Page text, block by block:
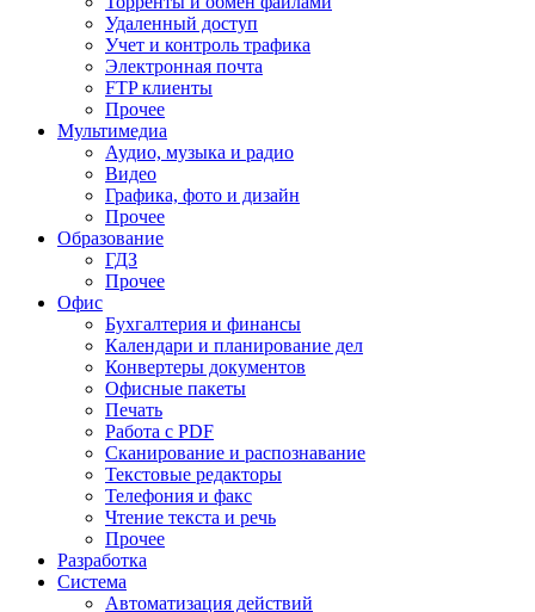
Удаленный доступ
Учет и контроль трафика
Электронная почта
FTP клиенты
Прочее
Мультимедиа
Аудио, музыка и радио
Видео
Графика, фото и дизайн
Прочее
Образование
ГДЗ
Прочее
Офис
Бухгалтерия и финансы
Календари и планирование дел
Конвертеры документов
Офисные пакеты
Печать
Работа с PDF
Сканирование и распознавание
Текстовые редакторы
Телефония и факс
Чтение текста и речь
Прочее
Разработка
Система
Автоматизация действий